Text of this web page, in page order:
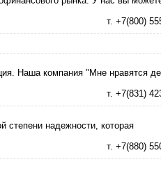
т. +7(800)
Наша компания "Мне нравятся
т. +7(831)
степени надежности, которая
т. +7(880)